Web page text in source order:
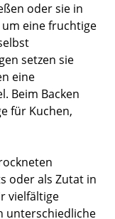
oder sie in
eine fruchtige
setzen sie
eine
Beim Backen
für Kuchen,
oder als Zutat in
vielfältige
unterschiedliche